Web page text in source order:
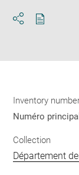
Inventory
Numéro
Collection
Département